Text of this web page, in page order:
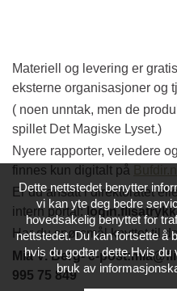
Materiell og levering er
eksterne organisasjoner og
( noen unntak, men de
spillet Det Magiske Lyset.)
Nyere rapporter, veiledere
finnes kun digitalt på
Er du ansatt i direktoratet
intern portal:
Har du spørsmål knyttet til
Mia V. Berg- e-
995 75 849
Dette nettstedet benytter
vi kan yte deg bedre
hovedsakelig benyttet for
nettstedet. Du kan fortsette å
hvis du godtar dette.Hvis du
bruk av